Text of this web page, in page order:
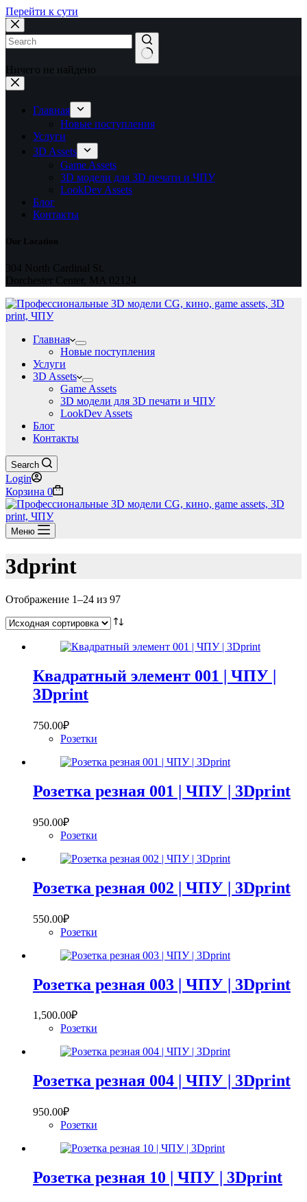
Перейти к сути
Ничего не найдено
Главная
Новые поступления
Услуги
3D Assets
Game Assets
3D модели для 3D печати и ЧПУ
LookDev Assets
Блог
Контакты
Our Location
304 North Cardinal St.
Dorchester Center, MA 02124
Главная
Новые поступления
Услуги
3D Assets
Game Assets
3D модели для 3D печати и ЧПУ
LookDev Assets
Блог
Контакты
Search
Login
Корзина 0
Меню
3dprint
Отображение 1–24 из 97
Квадратный элемент 001 | ЧПУ |
3Dprint
750.00₽
Розетки
Розетка резная 001 | ЧПУ | 3Dprint
950.00₽
Розетки
Розетка резная 002 | ЧПУ | 3Dprint
550.00₽
Розетки
Розетка резная 003 | ЧПУ | 3Dprint
1,500.00₽
Розетки
Розетка резная 004 | ЧПУ | 3Dprint
950.00₽
Розетки
Розетка резная 10 | ЧПУ | 3Dprint